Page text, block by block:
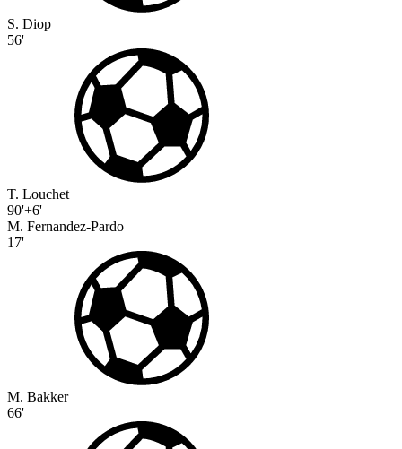
S. Diop
56'
T. Louchet
90'+6'
M. Fernandez-Pardo
17'
M. Bakker
66'